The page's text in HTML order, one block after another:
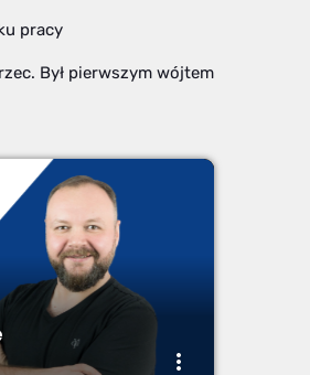
pracy
Był pierwszym wójtem
more_vert